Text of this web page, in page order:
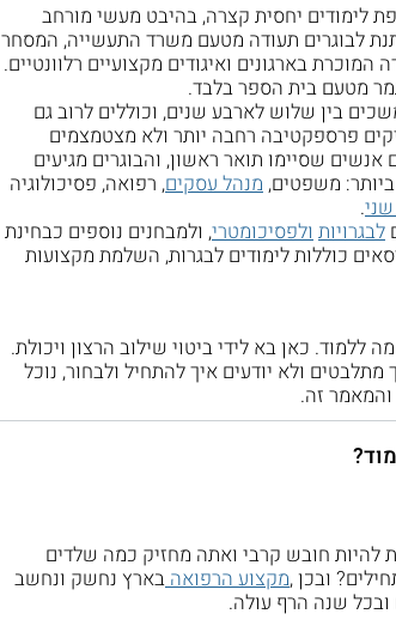
לימודים יחסית קצרה, בהיבט מעשי מורחב
לבוגרים תעודה מטעם משרד התעשייה, המסחר
בארגונים ואיגודים מקצועיים רלוונטיים.
מטעם בית הספר בלבד.
בין שלוש לארבע שנים, וכוללים לרוב גם
פרספקטיבה רחבה יותר ולא מצטמצמים
שסיימו תואר ראשון, והבוגרים מגיעים
משפטים,מנהל עסקים, רפואה, פסיכולוגיה
.
לבגרויותולפסיכומטרי, ולמבחנים נוספים כבחינת
כוללות לימודים לבגרות, השלמת מקצועות
כאן בא לידי ביטוי שילוב הרצון ויכולת.
ולא יודעים איך להתחיל ולבחור, נוכל
זה.
להיות חובש קרבי ואתה מחזיק כמה שלדים
ובכן ,מקצוע הרפואהבארץ נחשק ונחשב
ובכל שנה הרף עולה.